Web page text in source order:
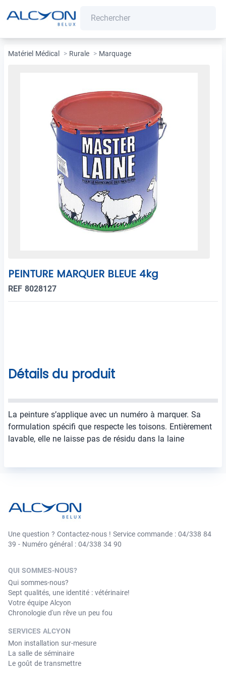
Matériel Médical > Rurale > Marquage
PEINTURE MARQUER BLEUE 4kg
REF 8028127
Détails du produit
La peinture s’applique avec un numéro à marquer. Sa
formulation spécifi que respecte les toisons. Entièrement
lavable, elle ne laisse pas de résidu dans la laine
Une question ? Contactez-nous ! Service commande : 04/338 84
39 - Numéro général : 04/338 34 90
QUI SOMMES-NOUS?
Qui sommes-nous?
Sept qualités, une identité : vétérinaire!
Votre équipe Alcyon
Chronologie d'un rêve un peu fou
SERVICES ALCYON
Mon installation sur-mesure
La salle de séminaire
Le goût de transmettre